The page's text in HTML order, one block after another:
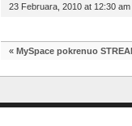
23 Februara, 2010 at 12:30 am
« MySpace pokrenuo